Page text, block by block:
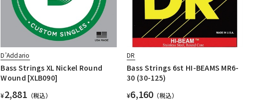
D’Addario
Bass Strings XL Nickel Round
Wound [XLB090]
¥2,881 （税込）
DR
Bass Strings 6st HI-BEAMS MR6-
30 (30-125)
¥6,160 （税込）